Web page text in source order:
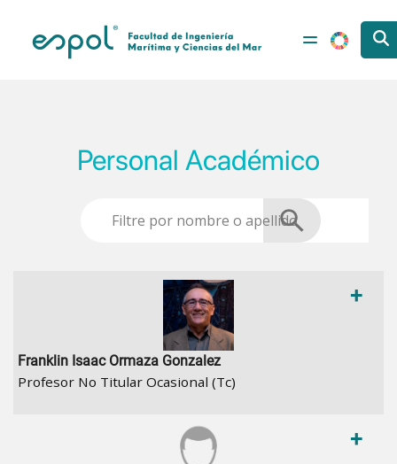
Personal Académico
Franklin Isaac Ormaza Gonzalez
Profesor No Titular Ocasional (Tc)
+
+